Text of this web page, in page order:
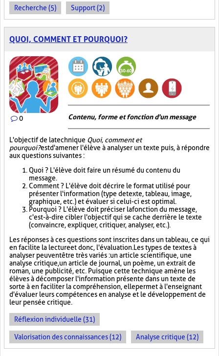
Recherche (5) Support (2)
QUOI, COMMENT ET POURQUOI?
0 Contenu, forme et fonction d'un message
L'objectif de la technique Quoi, comment et
pourquoi?est d'amener l'élève à analyser un texte puis, à répondre
aux questions suivantes :
Quoi ? L'élève doit faire un résumé du contenu du
message.
Comment ? L'élève doit décrire le format utilisé pour
présenter l'information (type de texte, tableau, image,
graphique, etc.) et évaluer si celui-ci est optimal.
Pourquoi ? L'élève doit préciser la fonction du message,
c'est-à-dire cibler l'objectif qui se cache derrière le texte
(convaincre, expliquer, critiquer, analyser, etc.).
Les réponses à ces questions sont inscrites dans un tableau, ce qui
en facilite la lecture et donc, l'évaluation. Les types de textes à
analyser peuvent être très variés : un article scientifique, une
analyse critique, un article de journal, un poème, un extrait de
roman, une publicité, etc. Puisque cette technique amène les
élèves à décomposer l'information présente dans un texte de
sorte à en faciliter la compréhension, elle permet à l'enseignant
d'évaluer leurs compétences en analyse et le développement de
leur pensée critique.
Réflexion individuelle (31)
Valorisation des connaissances (12) Analyse critique (12)